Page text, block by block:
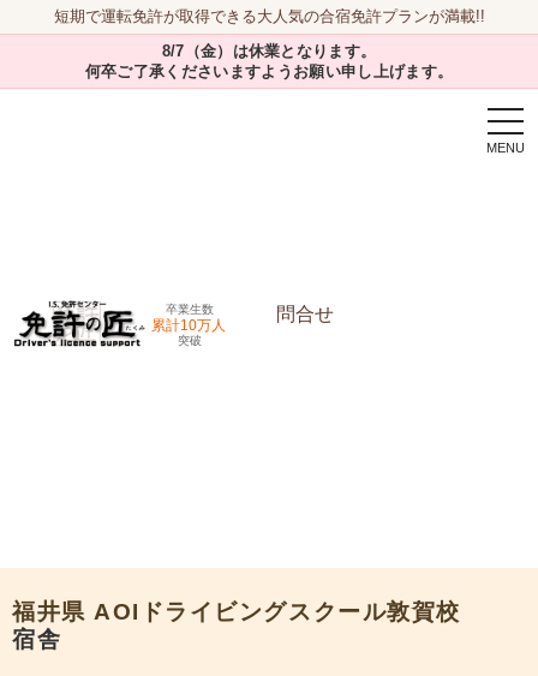
短期で運転免許が取得できる大人気の合宿免許プランが満載!!
8/7（金）は休業となります。
何卒ご了承くださいますようお願い申し上げます。
卒業生数
累計10万人
突破
問合せ
福井県 AOIドライビングスクール敦賀校
宿舎